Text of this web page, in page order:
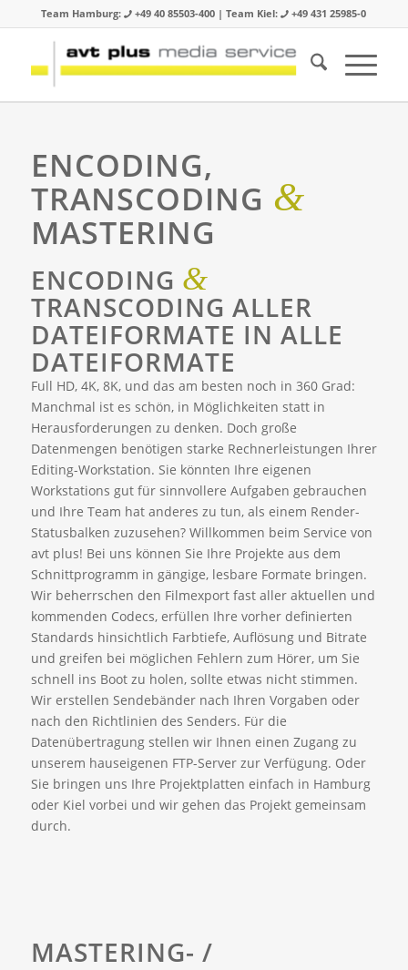
Team Hamburg: +49 40 85503-400 | Team Kiel: +49 431 25985-0
ENCODING,
TRANSCODING &
MASTERING
ENCODING &
TRANSCODING ALLER
DATEIFORMATE IN ALLE
DATEIFORMATE
Full HD, 4K, 8K, und das am besten noch in 360 Grad:
Manchmal ist es schön, in Möglichkeiten statt in
Herausforderungen zu denken. Doch große
Datenmengen benötigen starke Rechnerleistungen Ihrer
Editing-Workstation. Sie könnten Ihre eigenen
Workstations gut für sinnvollere Aufgaben gebrauchen
und Ihre Team hat anderes zu tun, als einem Render-
Statusbalken zuzusehen? Willkommen beim Service von
avt plus! Bei uns können Sie Ihre Projekte aus dem
Schnittprogramm in gängige, lesbare Formate bringen.
Wir beherrschen den Filmexport fast aller aktuellen und
kommenden Codecs, erfüllen Ihre vorher definierten
Standards hinsichtlich Farbtiefe, Auflösung und Bitrate
und greifen bei möglichen Fehlern zum Hörer, um Sie
schnell ins Boot zu holen, sollte etwas nicht stimmen.
Wir erstellen Sendebänder nach Ihren Vorgaben oder
nach den Richtlinien des Senders. Für die
Datenübertragung stellen wir Ihnen einen Zugang zu
unserem hauseigenen FTP-Server zur Verfügung. Oder
Sie bringen uns Ihre Projektplatten einfach in Hamburg
oder Kiel vorbei und wir gehen das Projekt gemeinsam
durch.
MASTERING- /